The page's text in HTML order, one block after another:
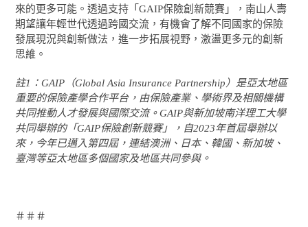
來的更多可能。透過支持「GAIP保險創新競賽」，南山人壽
期望讓年輕世代透過跨國交流，有機會了解不同國家的保險
發展現況與創新做法，進一步拓展視野，激盪更多元的創新
思維。
註1：GAIP（Global Asia Insurance Partnership）是亞太地區
重要的保險產學合作平台，由保險產業、學術界及相關機構
共同推動人才發展與國際交流。GAIP與新加坡南洋理工大學
共同舉辦的「GAIP保險創新競賽」，自2023年首屆舉辦以
來，今年已邁入第四屆，連結澳洲、日本、韓國、新加坡、
臺灣等亞太地區多個國家及地區共同參與。
＃＃＃